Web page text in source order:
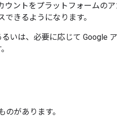
ウントをプラットフォームの
きるようになります。
いは、必要に応じて Google
があります。